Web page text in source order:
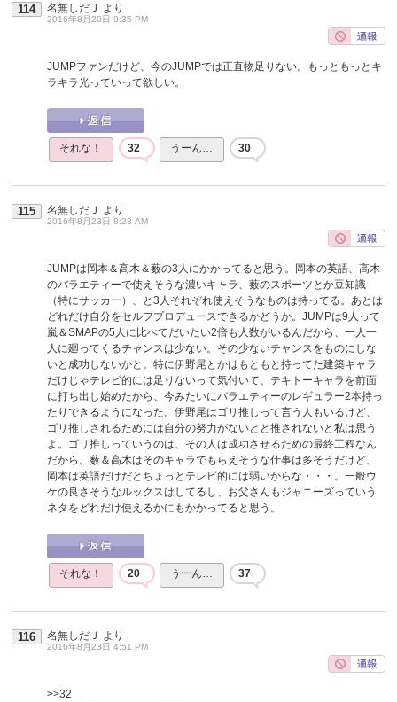
114 名無しだＪ より
2016年8月20日 9:35 PM
JUMPファンだけど、今のJUMPでは正直物足りない。もっともっとキ
ラキラ光っていって欲しい。
それな！ 32 うーん… 30
115 名無しだＪ より
2016年8月23日 8:23 AM
JUMPは岡本＆高木＆薮の3人にかかってると思う。岡本の英語、高木
のバラエティーで使えそうな濃いキャラ、薮のスポーツとか豆知識
（特にサッカー）、と3人それぞれ使えそうなものは持ってる。あとは
どれだけ自分をセルフプロデュースできるかどうか。JUMPは9人って
嵐＆SMAPの5人に比べてだいたい2倍も人数がいるんだから、一人一
人に廻ってくるチャンスは少ない。その少ないチャンスをものにしな
いと成功しないかと。特に伊野尾とかはもともと持ってた建築キャラ
だけじゃテレビ的には足りないって気付いて、テキトーキャラを前面
に打ち出し始めたから、今みたいにバラエティーのレギュラー2本持っ
たりできるようになった。伊野尾はゴリ推しって言う人もいるけど、
ゴリ推しされるためには自分の努力がないとと推されないと私は思う
よ。ゴリ推しっていうのは、その人は成功させるための最終工程なん
だから。薮＆高木はそのキャラでもらえそうな仕事は多そうだけど、
岡本は英語だけだとちょっとテレビ的には弱いからな・・・。一般ウ
ケの良さそうなルックスはしてるし、お父さんもジャニーズっていう
ネタをどれだけ使えるかにもかかってると思う。
それな！ 20 うーん… 37
116 名無しだＪ より
2016年8月23日 4:51 PM
>>32